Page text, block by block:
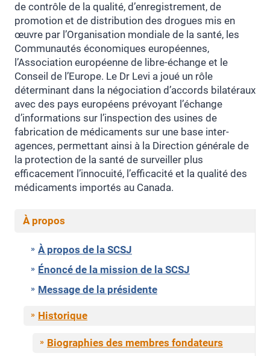
de contrôle de la qualité, d’enregistrement, de
promotion et de distribution des drogues mis en
œuvre par l’Organisation mondiale de la santé, les
Communautés économiques européennes,
l’Association européenne de libre-échange et le
Conseil de l’Europe. Le Dr Levi a joué un rôle
déterminant dans la négociation d’accords bilatéraux
avec des pays européens prévoyant l’échange
d’informations sur l’inspection des usines de
fabrication de médicaments sur une base inter-
agences, permettant ainsi à la Direction générale de
la protection de la santé de surveiller plus
efficacement l’innocuité, l’efficacité et la qualité des
médicaments importés au Canada.
À propos
À propos de la SCSJ
Énoncé de la mission de la SCSJ
Message de la présidente
Historique
Biographies des membres fondateurs